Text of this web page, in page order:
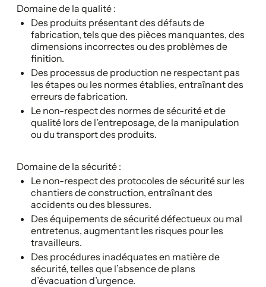
Domaine de la qualité :
Des produits présentant des défauts de
fabrication, tels que des pièces manquantes, des
dimensions incorrectes ou des problèmes de
finition.
Des processus de production ne respectant pas
les étapes ou les normes établies, entraînant des
erreurs de fabrication.
Le non-respect des normes de sécurité et de
qualité lors de l’entreposage, de la manipulation
ou du transport des produits.
Domaine de la sécurité :
Le non-respect des protocoles de sécurité sur les
chantiers de construction, entraînant des
accidents ou des blessures.
Des équipements de sécurité défectueux ou mal
entretenus, augmentant les risques pour les
travailleurs.
Des procédures inadéquates en matière de
sécurité, telles que l’absence de plans
d’évacuation d’urgence.